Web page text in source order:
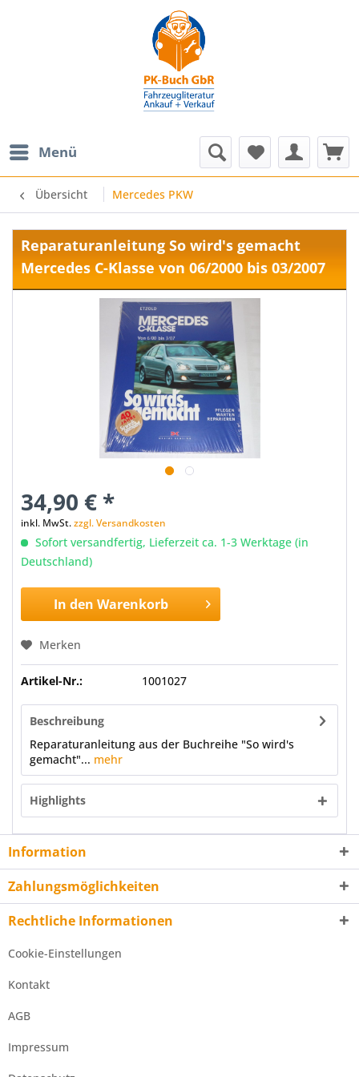
Menü
Übersicht Mercedes PKW
Reparaturanleitung So wird's gemacht
Mercedes C-Klasse von 06/2000 bis 03/2007
34,90 € *
inkl. MwSt.zzgl. Versandkosten
Sofort versandfertig, Lieferzeit ca. 1-3 Werktage (in
Deutschland)
In den Warenkorb
Merken
Artikel-Nr.: 1001027
Beschreibung
Reparaturanleitung aus der Buchreihe "So wird's
gemacht"... mehr
Highlights
Information
Zahlungsmöglichkeiten
Rechtliche Informationen
Cookie-Einstellungen
Kontakt
AGB
Impressum